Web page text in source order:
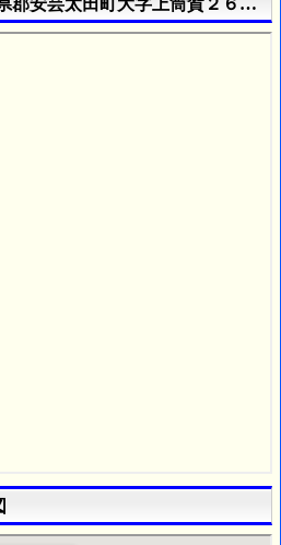
郡安芸太田町大字上筒賀２６１